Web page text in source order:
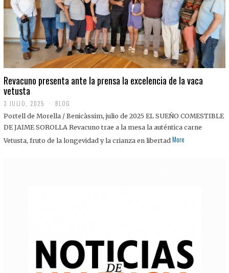
Revacuno presenta ante la prensa la excelencia de la vaca
vetusta
3 JULIO, 2025
J
U
I
BLOG
Portell de Morella / Benicàssim, julio de 2025 EL SUEÑO COMESTIBLE
DE JAIME SOROLLA Revacuno trae a la mesa la auténtica carne
Vetusta, fruto de la longevidad y la crianza en libertad More